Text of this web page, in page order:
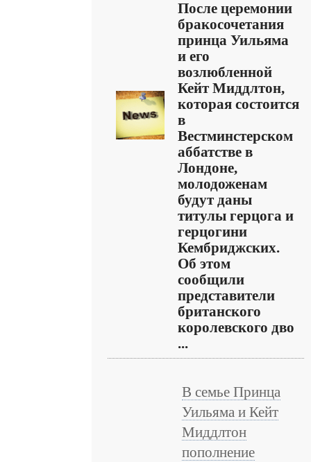
После церемонии
бракосочетания
принца Уильяма
и его
возлюбленной
Кейт Миддлтон,
которая состоится
в
Вестминстерском
аббатстве в
Лондоне,
молодоженам
будут даны
титулы герцога и
герцогини
Кембриджских.
Об этом
сообщили
представители
британского
королевского дво
...
В семье Принца
Уильяма и Кейт
Миддлтон
пополнение